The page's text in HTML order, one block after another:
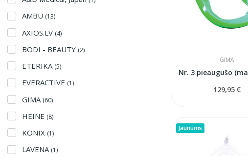
AMBU (13)
AXIOS.LV (4)
BODI - BEAUTY (2)
ETERIKA (5)
EVERACTIVE (1)
GIMA (60)
HEINE (8)
KONIX (1)
LAVENA (1)
GIMA
129,95 €
Jaunums